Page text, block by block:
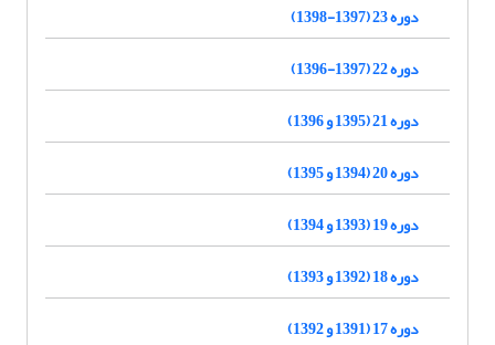
دوره 23 (1397-1398)
دوره 22 (1397-1396)
دوره 21 (1395 و 1396)
دوره 20 (1394 و 1395)
دوره 19 (1393 و 1394)
دوره 18 (1392 و 1393)
دوره 17 (1391 و 1392)